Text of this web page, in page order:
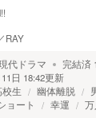
RAY
代ドラマ 完結済 1
日 18:42更新
校生 幽体離脱
ョート
幸運